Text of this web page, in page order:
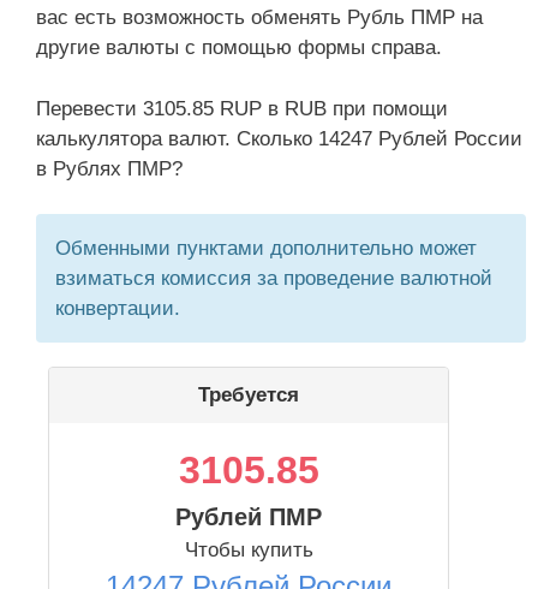
вас есть возможность обменять Рубль ПМР на
другие валюты с помощью формы справа.
Перевести 3105.85 RUP в RUB при помощи
калькулятора валют. Сколько 14247 Рублей России
в Рублях ПМР?
Обменными пунктами дополнительно может
взиматься комиссия за проведение валютной
конвертации.
Требуется
3105.85
Рублей ПМР
Чтобы купить